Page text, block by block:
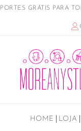
PORTES GRÁTIS PARA
HOME LOJA